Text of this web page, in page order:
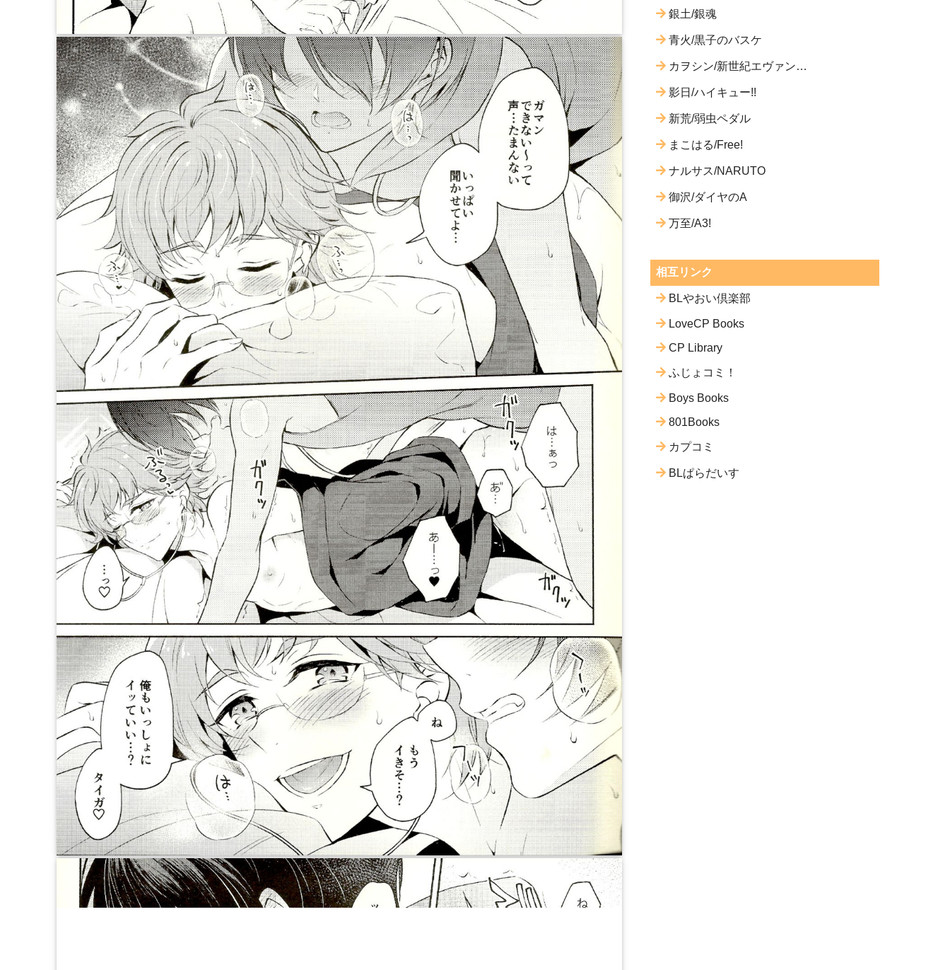
銀土/銀魂
青火/黒子のバスケ
カヲシン/新世紀エヴァンゲ
影日/ハイキュー!!
新荒/弱虫ペダル
まこはる/Free!
ナルサス/NARUTO
御沢/ダイヤのA
万至/A3!
相互リンク
BLやおい倶楽部
LoveCP Books
CP Library
ふじょコミ！
Boys Books
801Books
カプコミ
BLぱらだいす